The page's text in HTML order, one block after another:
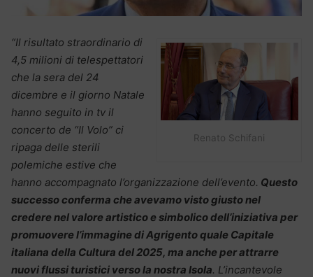
Renato Schifani
“Il risultato straordinario di
4,5 milioni di telespettatori
che la sera del 24
dicembre e il giorno Natale
hanno seguito in tv il
concerto de “Il Volo” ci
ripaga delle sterili
polemiche estive che
hanno accompagnato l’organizzazione dell’evento. Questo
successo conferma che avevamo visto giusto nel
credere nel valore artistico e simbolico dell’iniziativa per
promuovere l’immagine di Agrigento quale Capitale
italiana della Cultura del 2025, ma anche per attrarre
nuovi flussi turistici verso la nostra Isola. L’incantevole